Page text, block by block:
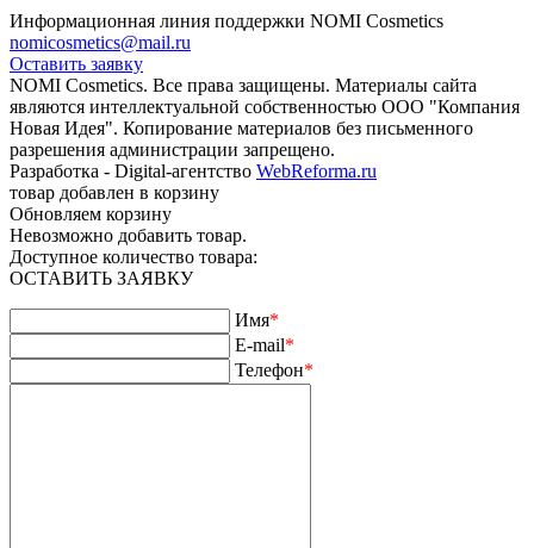
Информационная линия поддержки NOMI Сosmetics
nomicosmetics@mail.ru
Оставить заявку
NOMI Сosmetics. Все права защищены. Материалы сайта
являются интеллектуальной собственностью ООО "Компания
Новая Идея". Копирование материалов без письменного
разрешения администрации запрещено.
Разработка - Digital-агентство WebReforma.ru
товар добавлен в корзину
Обновляем корзину
Невозможно добавить товар.
Доступное количество товара:
ОСТАВИТЬ ЗАЯВКУ
Имя*
E-mail*
Телефон*